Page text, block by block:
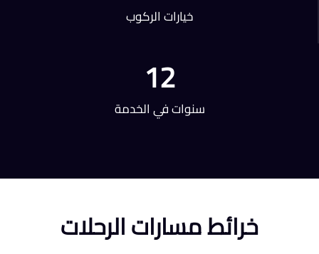
خيارات الركوب
12
سنوات في الخدمة
خرائط مسارات الرحلات